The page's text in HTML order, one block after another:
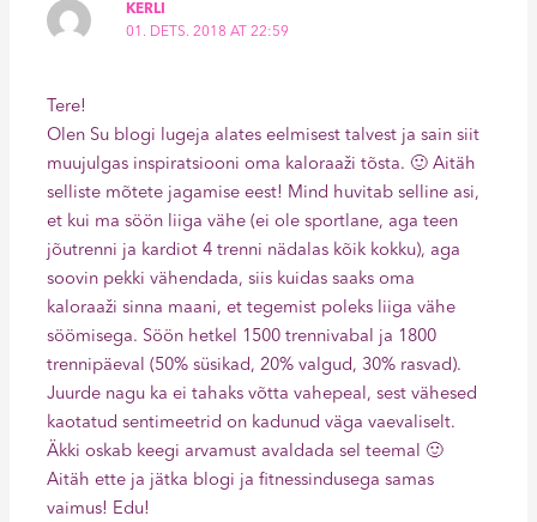
KERLI
01. DETS. 2018 AT 22:59
Tere!
Olen Su blogi lugeja alates eelmisest talvest ja sain siit
muujulgas inspiratsiooni oma kaloraaži tõsta. 🙂 Aitäh
selliste mõtete jagamise eest! Mind huvitab selline asi,
et kui ma söön liiga vähe (ei ole sportlane, aga teen
jõutrenni ja kardiot 4 trenni nädalas kõik kokku), aga
soovin pekki vähendada, siis kuidas saaks oma
kaloraaži sinna maani, et tegemist poleks liiga vähe
söömisega. Söön hetkel 1500 trennivabal ja 1800
trennipäeval (50% süsikad, 20% valgud, 30% rasvad).
Juurde nagu ka ei tahaks võtta vahepeal, sest vähesed
kaotatud sentimeetrid on kadunud väga vaevaliselt.
Äkki oskab keegi arvamust avaldada sel teemal 🙂
Aitäh ette ja jätka blogi ja fitnessindusega samas
vaimus! Edu!